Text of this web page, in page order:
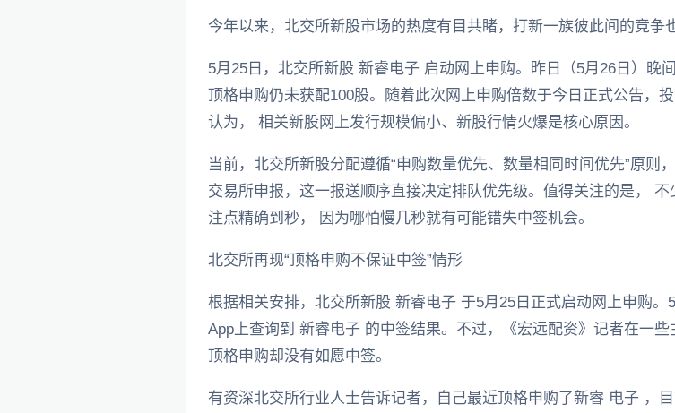
今年以来，北交所新股市场的热度有目共睹，打新一族彼此间的竞争
5月25日，北交所新股 新睿电子 启动网上申购。昨日（5月26日）晚
顶格申购仍未获配100股。随着此次网上申购倍数于今日正式公告，
认为， 相关新股网上发行规模偏小、新股行情火爆是核心原因。
当前，北交所新股分配遵循“申购数量优先、数量相同时间优先”原则
交易所申报，这一报送顺序直接决定排队优先级。值得关注的是，
注点精确到秒， 因为哪怕慢几秒就有可能错失中签机会。
北交所再现“顶格申购不保证中签”情形
根据相关安排，北交所新股 新睿电子 于5月25日正式启动网上申购
App上查询到 新睿电子 的中签结果。不过，《宏远配资》记者在一
顶格申购却没有如愿中签。
有资深北交所行业人士告诉记者，自己最近顶格申购了新睿 电子 ，